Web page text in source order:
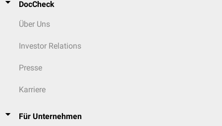
DocCheck
Über Uns
Investor Relations
Presse
Karriere
Für Unternehmen